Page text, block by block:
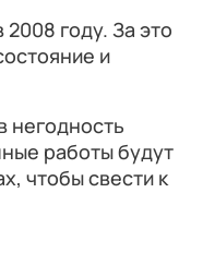
году. За это
и
негодность
работы будут
чтобы свести к